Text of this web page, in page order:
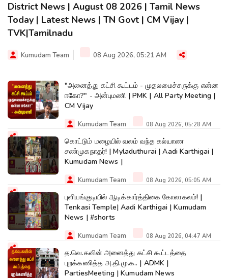
District News | August 08 2026 | Tamil News
Today | Latest News | TN Govt | CM Vijay |
TVK|Tamilnadu
Kumudam Team 08 Aug 2026, 05:21 AM
"அனைத்து கட்சி கூட்டம் - முதலமைச்சருக்கு என்ன
ஈகோ?" - அன்புமணி | PMK | All Party Meeting |
CM Vijay
Kumudam Team 08 Aug 2026, 05:28 AM
கொட்டும் மழையில் வலம் வந்த கல்யாண
சண்முகநாதர்! | Myladuthurai | Aadi Karthigai |
Kumudam News |
Kumudam Team 08 Aug 2026, 05:05 AM
புளியங்குடியில் ஆடிக்கார்த்திகை கோலாகலம்! |
Tenkasi Temple| Aadi Karthigai | Kumudam
News | #shorts
Kumudam Team 08 Aug 2026, 04:47 AM
த.வெ.கவின் அனைத்து கட்சி கூட்டத்தை
புறக்கணித்த அ.தி.மு.க.. | ADMK |
PartiesMeeting | Kumudam News